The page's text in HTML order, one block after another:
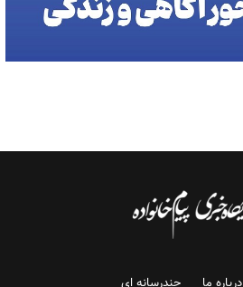
درباره ما چندرسانه ای